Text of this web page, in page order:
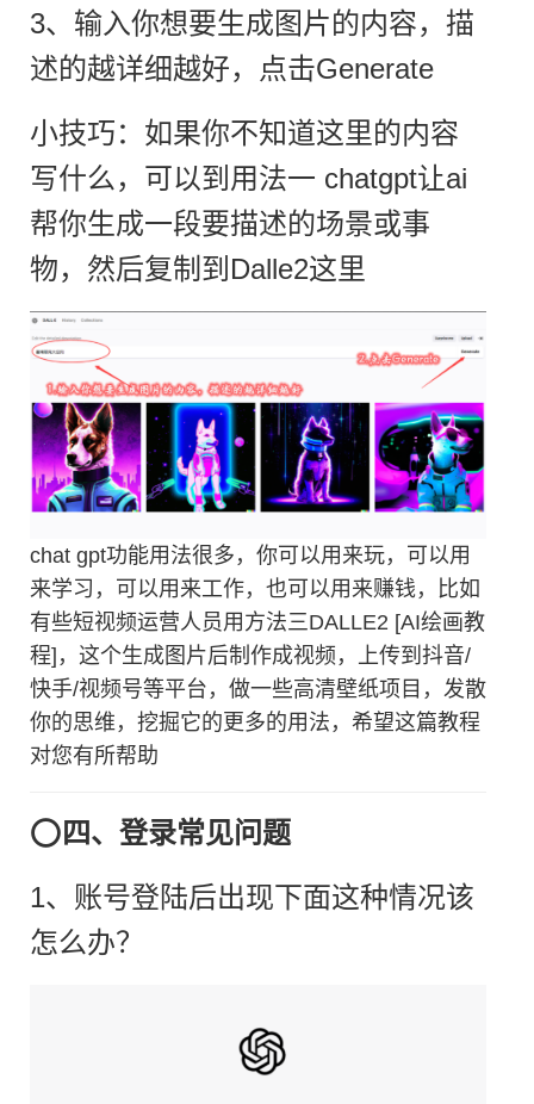
3、输入你想要生成图片的内容，描
述的越详细越好，点击Generate
小技巧：如果你不知道这里的内容
写什么，可以到用法一 chatgpt让ai
帮你生成一段要描述的场景或事
物，然后复制到Dalle2这里
chat gpt功能用法很多，你可以用来玩，可以用
来学习，可以用来工作，也可以用来赚钱，比如
有些短视频运营人员用方法三DALLE2 [AI绘画教
程]，这个生成图片后制作成视频，上传到抖音/
快手/视频号等平台，做一些高清壁纸项目，发散
你的思维，挖掘它的更多的用法，希望这篇教程
对您有所帮助
⭕️ 四、登录常见问题
1、账号登陆后出现下面这种情况该
怎么办？